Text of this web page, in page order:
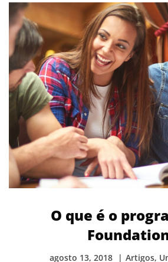
O que é o
agosto 13, 2018 Artigos,